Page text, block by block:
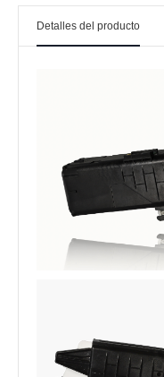
Detalles del producto